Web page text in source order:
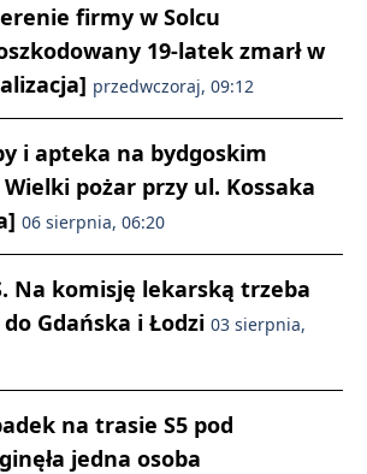
firmy w Solcu
19-latek zmarł w
przedwczoraj, 09:12
i apteka na bydgoskim
pożar przy ul. Kossaka
06 sierpnia, 06:20
Na komisję lekarską trzeba
Gdańska i Łodzi 03 sierpnia,
na trasie S5 pod
jedna osoba